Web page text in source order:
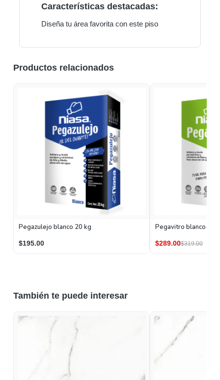
Características destacadas:
Diseña tu área favorita con este piso
Productos relacionados
Pegazulejo blanco 20 kg
$195.00
Pegavitro blanco 20
$289.00$319.00
También te puede interesar